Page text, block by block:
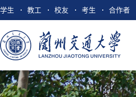
学生 教工 校友 考生 合作者